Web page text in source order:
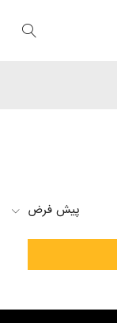
پیش فرض